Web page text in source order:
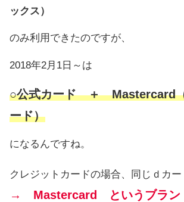
ックス）
のみ利用できたのですが、
2018年2月1日～は
○公式カード ＋ Mastercard
ード）
になるんですね。
クレジットカードの場合、同じｄカー
→ Mastercard というブラン